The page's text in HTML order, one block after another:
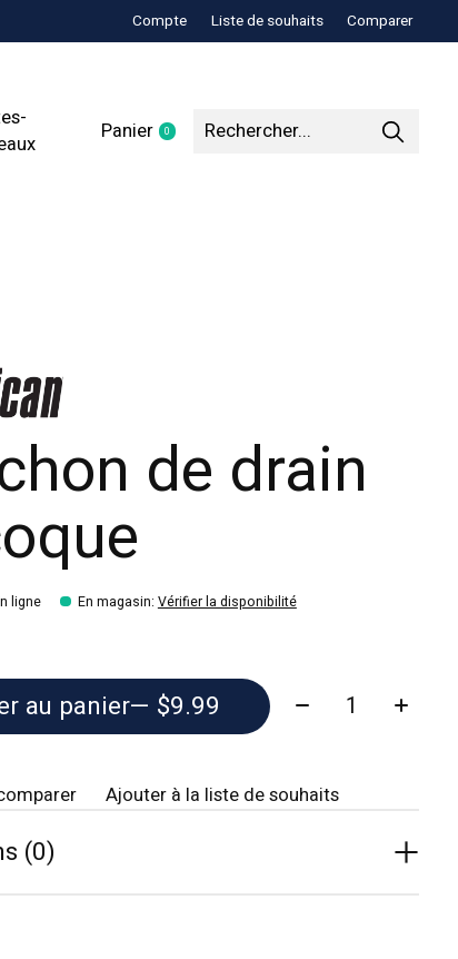
Compte Liste de souhaits Comparer
Panier 0items
de drain
ligne En magasin: Vérifier la disponibilité
au panier — $9.99 Quantité:
Ajouter à la liste de souhaits
(0)